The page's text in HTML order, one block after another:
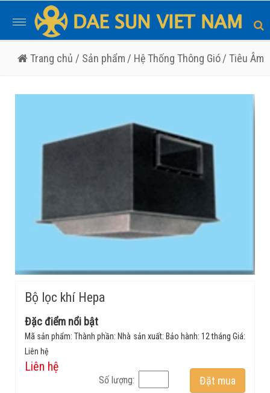
Toggle
navigation
Trang chủ / Sản phẩm / Hệ Thống Thông Gió/ Tiêu Âm
Bộ lọc khí Hepa
Đặc điểm nổi bật
Mã sản phẩm: Thành phần: Nhà sản xuất: Bảo hành: 12 tháng Giá:
Liên hệ
Liên hệ
Số lượng: Đặt mua